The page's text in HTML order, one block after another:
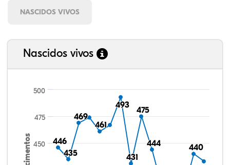
NASCIDOS VIVOS
Nascidos vivos
446
446
435
435
469
469
461
461
493
493
431
431
475
475
444
444 440
440
450
475
500